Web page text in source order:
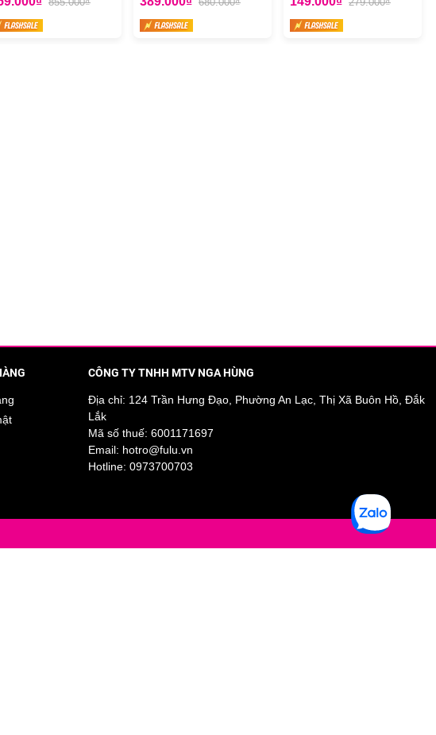
Cream
50ml
30ml x 10 Miếng
CÔNG TY TNHH MTV NGA HÙNG
Địa chỉ: 124 Trần Hưng Đạo, Phường An Lạc, Thị Xã Buôn Hồ, Đắk
Lắk
Mã số thuế: 6001171697
Email: hotro@fulu.vn
Hotline: 0973700703